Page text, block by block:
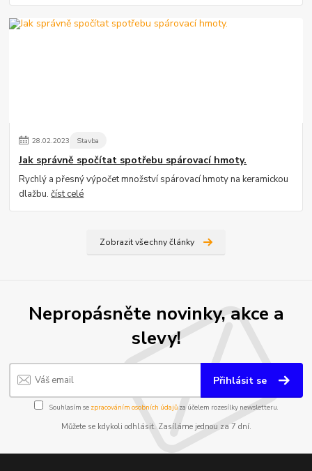
28.02.2023 Stavba
Jak správně spočítat spotřebu spárovací hmoty.
Rychlý a přesný výpočet množství spárovací hmoty na keramickou
dlažbu.číst celé
Zobrazit všechny články
Nepropásněte novinky, akce a
slevy!
Přihlásit se
Souhlasím se zpracováním osobních údajůza účelem rozesílky newsletteru.
Můžete se kdykoli odhlásit. Zasíláme jednou za 7 dní.